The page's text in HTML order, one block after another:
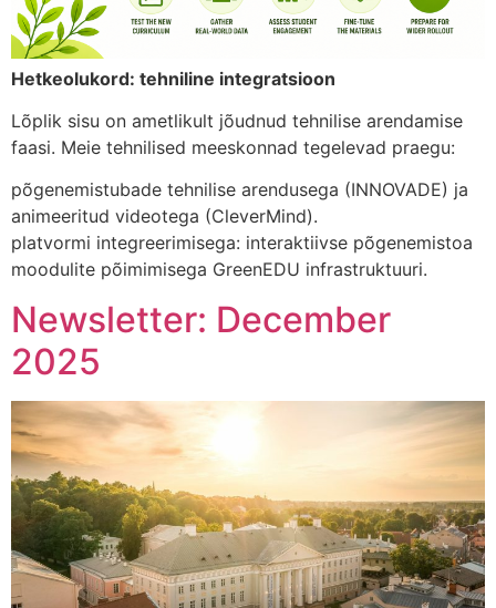
Hetkeolukord: tehniline integratsioon
Lõplik sisu on ametlikult jõudnud tehnilise arendamise
faasi. Meie tehnilised meeskonnad tegelevad praegu:
põgenemistubade tehnilise arendusega (INNOVADE) ja
animeeritud videotega (CleverMind).
platvormi integreerimisega: interaktiivse põgenemistoa
moodulite põimimisega GreenEDU infrastruktuuri.
Newsletter: December
2025